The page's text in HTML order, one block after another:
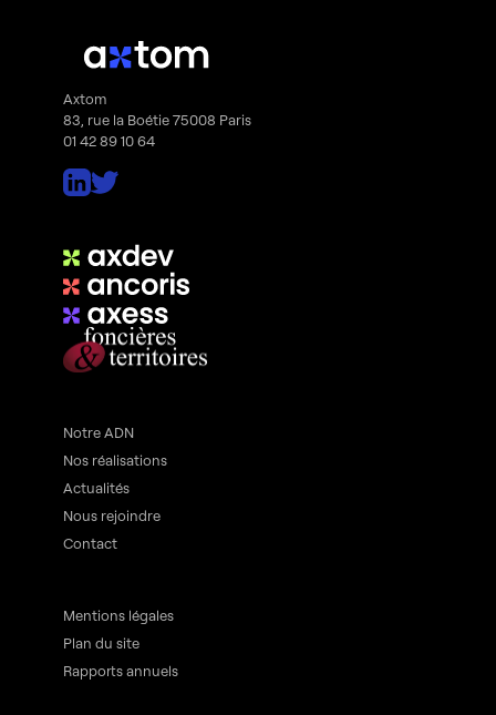
Axtom
83, rue la Boétie 75008 Paris
01 42 89 10 64
Notre ADN
Nos réalisations
Actualités
Nous rejoindre
Contact
Mentions légales
Plan du site
Rapports annuels